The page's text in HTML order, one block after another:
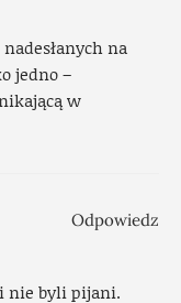
na
jedno –
w
nie byli pijani.
Odpowiedz